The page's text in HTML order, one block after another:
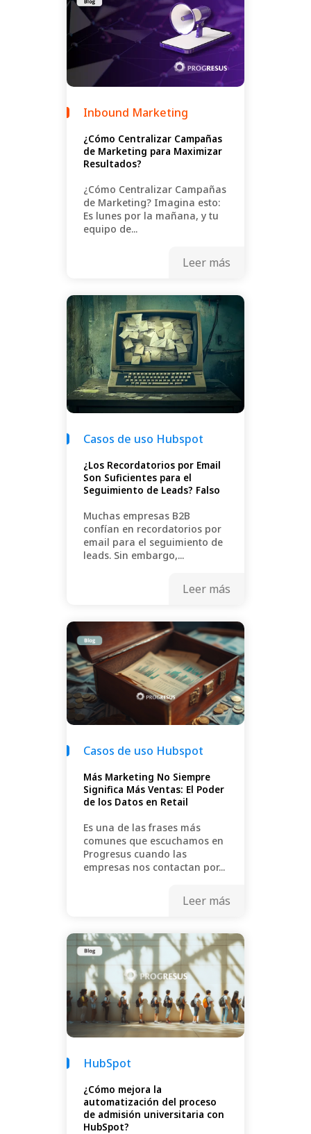
Inbound Marketing
¿Cómo Centralizar Campañas
de Marketing para Maximizar
Resultados?
¿Cómo Centralizar Campañas
de Marketing? Imagina esto:
Es lunes por la mañana, y tu
equipo de...
Leer más
Casos de uso Hubspot
¿Los Recordatorios por Email
Son Suficientes para el
Seguimiento de Leads? Falso
Muchas empresas B2B
confían en recordatorios por
email para el seguimiento de
leads. Sin embargo,...
Leer más
Casos de uso Hubspot
Más Marketing No Siempre
Significa Más Ventas: El Poder
de los Datos en Retail
Es una de las frases más
comunes que escuchamos en
Progresus cuando las
empresas nos contactan por...
Leer más
HubSpot
¿Cómo mejora la
automatización del proceso
de admisión universitaria con
HubSpot?